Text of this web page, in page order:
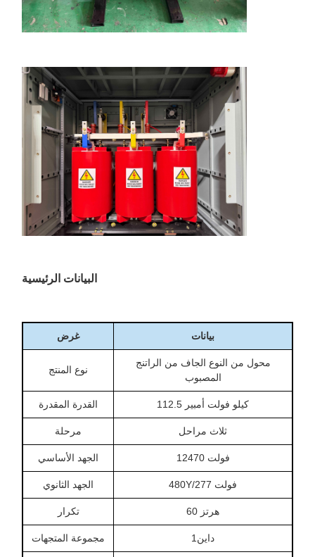
البيانات الرئيسية
غرض بيانات
نوع المنتج
محول من النوع الجاف من الراتنج
المصبوب
القدرة المقدرة 112.5 كيلو فولت أمبير
مرحلة ثلاث مراحل
الجهد الأساسي 12470 فولت
الجهد الثانوي 480Y/277 فولت
تكرار 60 هرتز
مجموعة المتجهات داين1